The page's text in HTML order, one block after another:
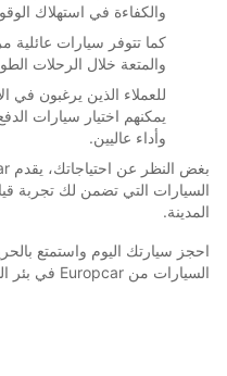
والكفاءة في استهلاك
كما تتوفر سيارات عائلية
والمتعة خلال الرحلات
للعملاء الذين يرغبون في
يمكنهم اختيار سيارات
وأداء عاليين.
السيارات التي تضمن لك تجربة
المدينة.
احجز سيارتك اليوم واستمتع
السيارات من Europcar في بئر السبع.